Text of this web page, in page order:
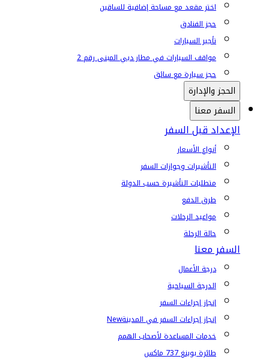
اختر مقعد مع مساحة إضافية للساقين
حجز الفنادق
تأجير السيارات
مواقف السيارات في مطار دبي المبنى رقم 2
حجز سيارة مع سائق
الحجز والإدارة
السفر معنا
الإعداد قبل السفر
أنواع الأسعار
التأشيرات وجوازات السفر
متطلبات التأشيرة حسب الدولة
طرق الدفع
مواعيد الرحلات
حالة الرحلة
السفر معنا
درجة الأعمال
الدرجة السياحية
إنجاز إجراءات السفر
إنجاز إجراءات السفر في المدينةNew
خدمات المساعدة لأصحاب الهمم
طائرة بوينغ 737 ماكس